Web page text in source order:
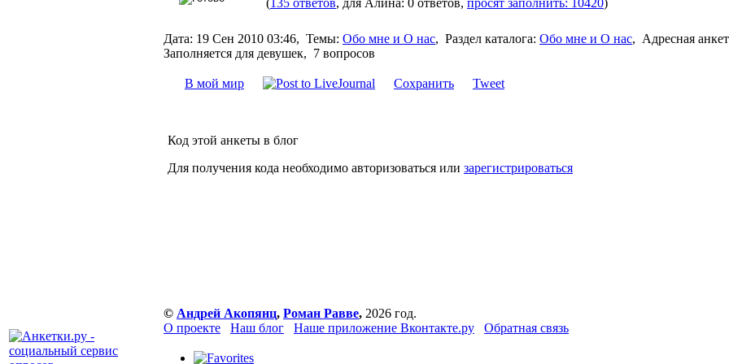
Дата: 19 Сен 2010 03:46, Темы: Обо мне и О нас, Раздел каталога: Обо мне и О нас, Адресная
Заполняется для девушек, 7 вопросов
В мой мир Сохранить Tweet
Код этой анкеты в блог
Для получения кода необходимо авторизоваться или зарегистрироваться
© Андрей Акопянц, Роман Равве, 2026 год.
О проекте
Наш блог Наше приложение Вконтакте.ру Обратная связь